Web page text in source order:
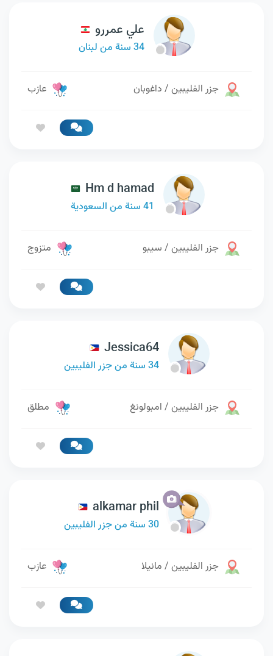
علي عمررو
34 سنة من لبنان
جزر الفليبين / داغوبان عازب
Hm d hamad
41 سنة من السعودية
جزر الفليبين / سيبو متزوج
Jessica64
34 سنة من جزر الفليبين
جزر الفليبين / امبولونغ مطلق
alkamar phil
30 سنة من جزر الفليبين
جزر الفليبين / مانيلا عازب